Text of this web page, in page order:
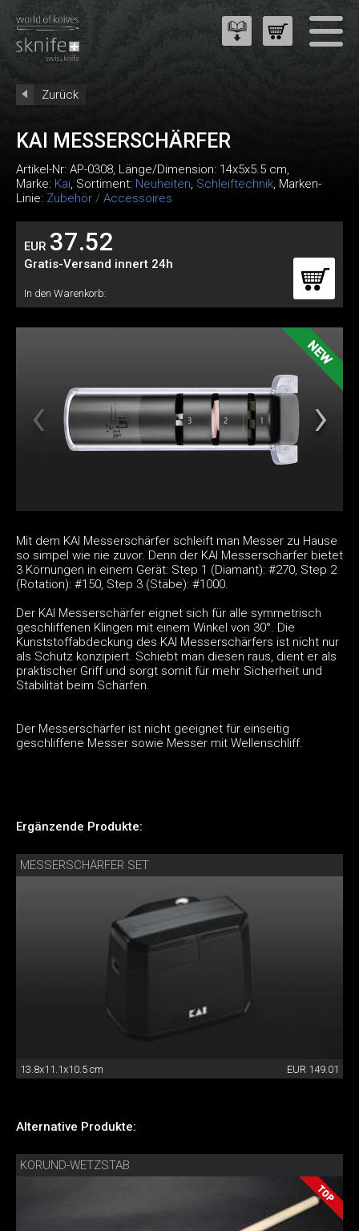
Zurück
KAI MESSERSCHÄRFER
Artikel-Nr: AP-0308, Länge/Dimension: 14x5x5.5 cm,
Marke: Kai, Sortiment: Neuheiten, Schleiftechnik, Marken-
Linie: Zubehör / Accessoires
EUR 37.52
Gratis-Versand innert 24h
In den Warenkorb:
Mit dem KAI Messerschärfer schleift man Messer zu Hause
so simpel wie nie zuvor. Denn der KAI Messerschärfer bietet
3 Körnungen in einem Gerät: Step 1 (Diamant): #270, Step 2
(Rotation): #150, Step 3 (Stäbe): #1000.
Der KAI Messerschärfer eignet sich für alle symmetrisch
geschliffenen Klingen mit einem Winkel von 30°. Die
Kunststoffabdeckung des KAI Messerschärfers ist nicht nur
als Schutz konzipiert. Schiebt man diesen raus, dient er als
praktischer Griff und sorgt somit für mehr Sicherheit und
Stabilität beim Schärfen.
Der Messerschärfer ist nicht geeignet für einseitig
geschliffene Messer sowie Messer mit Wellenschliff.
Ergänzende Produkte:
MESSERSCHÄRFER SET
13.8x11.1x10.5 cm EUR 149.01
Alternative Produkte:
KORUND-WETZSTAB